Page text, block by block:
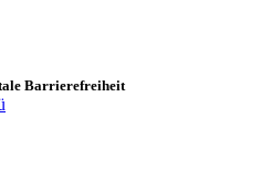
Barrierefreiheit